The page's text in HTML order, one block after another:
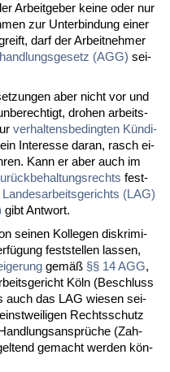
Ar­beit­ge­ber kei­ne oder nur
zur Un­ter­bin­dung ei­ner
darf der Ar­beit­neh­mer
(AGG) sei­
aber nicht vor und
dro­hen ar­beits­
ver­hal­tens­be­ding­ten Kün­di­
In­ter­es­se dar­an, rasch ei­
Kann er aber auch im
fest­
Lan­des­ar­beits­ge­richts (LAG)
gibt Ant­wort.
sei­nen Kol­le­gen dis­kri­mi­
fest­stel­len las­sen,
ge­mäß §§ 14 AGG,
Köln (Be­schluss
auch das LAG wie­sen sei­
Rechts­schutz
(Zah­
ge­macht wer­den kön­